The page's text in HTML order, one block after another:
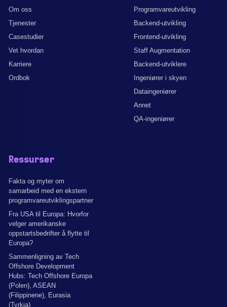
Om oss
Tjenester
Casestudier
Vet hvordan
Karriere
Ordbok
Programvareutvikling
Backend-utvikling
Frontend-utvikling
Staff Augmentation
Backend-utviklere
Ingeniører i skyen
Dataingeniører
Annet
QA-ingeniører
Ressurser
Fakta og myter om
samarbeid med en ekstern
programvareutviklingspartner
Fra USA til Europa: Hvorfor
velger amerikanske
oppstartsbedrifter å flytte til
Europa?
Sammenligning av Tech
Offshore Development
Hubs: Tech Offshore Europa
(Polen), ASEAN
(Filippinene), Eurasia
(Tyrkia)